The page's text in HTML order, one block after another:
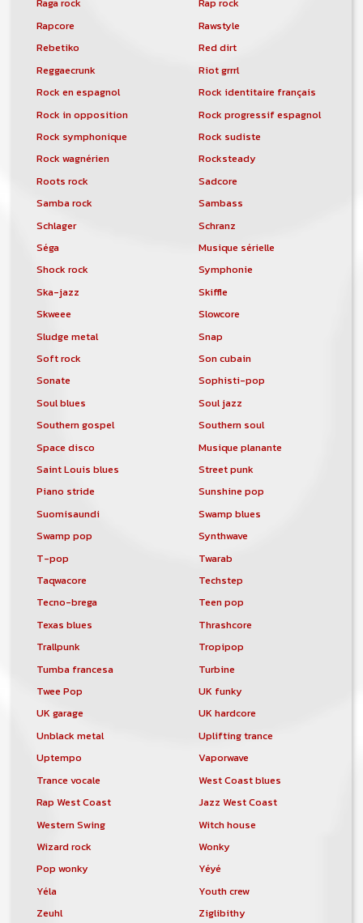
Raga rock
Rap rock
Rapcore
Rawstyle
Rebetiko
Red dirt
Reggaecrunk
Riot grrrl
Rock en espagnol
Rock identitaire français
Rock in opposition
Rock progressif espagnol
Rock symphonique
Rock sudiste
Rock wagnérien
Rocksteady
Roots rock
Sadcore
Samba rock
Sambass
Schlager
Schranz
Séga
Musique sérielle
Shock rock
Symphonie
Ska-jazz
Skiffle
Skweee
Slowcore
Sludge metal
Snap
Soft rock
Son cubain
Sonate
Sophisti-pop
Soul blues
Soul jazz
Southern gospel
Southern soul
Space disco
Musique planante
Saint Louis blues
Street punk
Piano stride
Sunshine pop
Suomisaundi
Swamp blues
Swamp pop
Synthwave
T-pop
Twarab
Taqwacore
Techstep
Tecno-brega
Teen pop
Texas blues
Thrashcore
Trallpunk
Tropipop
Tumba francesa
Turbine
Twee Pop
UK funky
UK garage
UK hardcore
Unblack metal
Uplifting trance
Uptempo
Vaporwave
Trance vocale
West Coast blues
Rap West Coast
Jazz West Coast
Western Swing
Witch house
Wizard rock
Wonky
Pop wonky
Yéyé
Yéla
Youth crew
Zeuhl
Ziglibithy